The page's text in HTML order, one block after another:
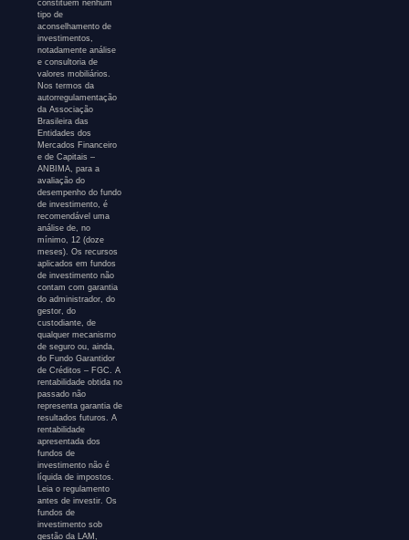
constituem nenhum
tipo de
aconselhamento de
investimentos,
notadamente análise
e consultoria de
valores mobiliários.
Nos termos da
autorregulamentação
da Associação
Brasileira das
Entidades dos
Mercados Financeiro
e de Capitais –
ANBIMA, para a
avaliação do
desempenho do fundo
de investimento, é
recomendável uma
análise de, no
mínimo, 12 (doze
meses). Os recursos
aplicados em fundos
de investimento não
contam com garantia
do administrador, do
gestor, do
custodiante, de
qualquer mecanismo
de seguro ou, ainda,
do Fundo Garantidor
de Créditos – FGC. A
rentabilidade obtida no
passado não
representa garantia de
resultados futuros. A
rentabilidade
apresentada dos
fundos de
investimento não é
líquida de impostos.
Leia o regulamento
antes de investir. Os
fundos de
investimento sob
gestão da LAM,